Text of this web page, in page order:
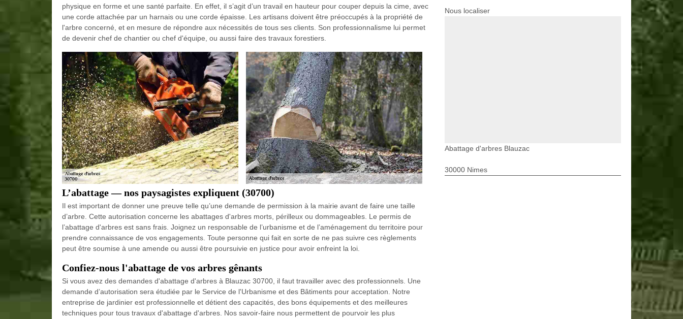
physique en forme et une santé parfaite. En effet, il s’agit d’un travail en hauteur pour couper depuis la cime, avec
une corde attachée par un harnais ou une corde épaisse. Les artisans doivent être préoccupés à la propriété de
l'arbre concerné, et en mesure de répondre aux nécessités de tous ses clients. Son professionnalisme lui permet
de devenir chef de chantier ou chef d'équipe, ou aussi faire des travaux forestiers.
L’abattage — nos paysagistes expliquent (30700)
Il est important de donner une preuve telle qu’une demande de permission à la mairie avant de faire une taille
d’arbre. Cette autorisation concerne les abattages d'arbres morts, périlleux ou dommageables. Le permis de
l’abattage d'arbres est sans frais. Joignez un responsable de l’urbanisme et de l’aménagement du territoire pour
prendre connaissance de vos engagements. Toute personne qui fait en sorte de ne pas suivre ces règlements
peut être soumise à une amende ou aussi être poursuivie en justice pour avoir enfreint la loi.
Confiez-nous l'abattage de vos arbres gênants
Si vous avez des demandes d'abattage d'arbres à Blauzac 30700, il faut travailler avec des professionnels. Une
demande d’autorisation sera étudiée par le Service de l'Urbanisme et des Bâtiments pour acceptation. Notre
entreprise de jardinier est professionnelle et détient des capacités, des bons équipements et des meilleures
techniques pour tous travaux d'abattage d'arbres. Nos savoir-faire nous permettent de pourvoir les plus
Nous localiser
Abattage d'arbres Blauzac
30000 Nimes